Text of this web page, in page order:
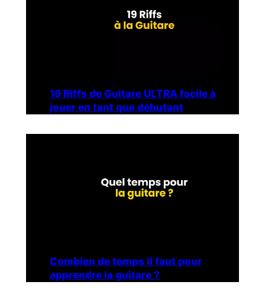
19 Riffs de Guitare ULTRA facile à
jouer en tant que débutant
Combien de temps il faut pour
apprendre la guitare ?